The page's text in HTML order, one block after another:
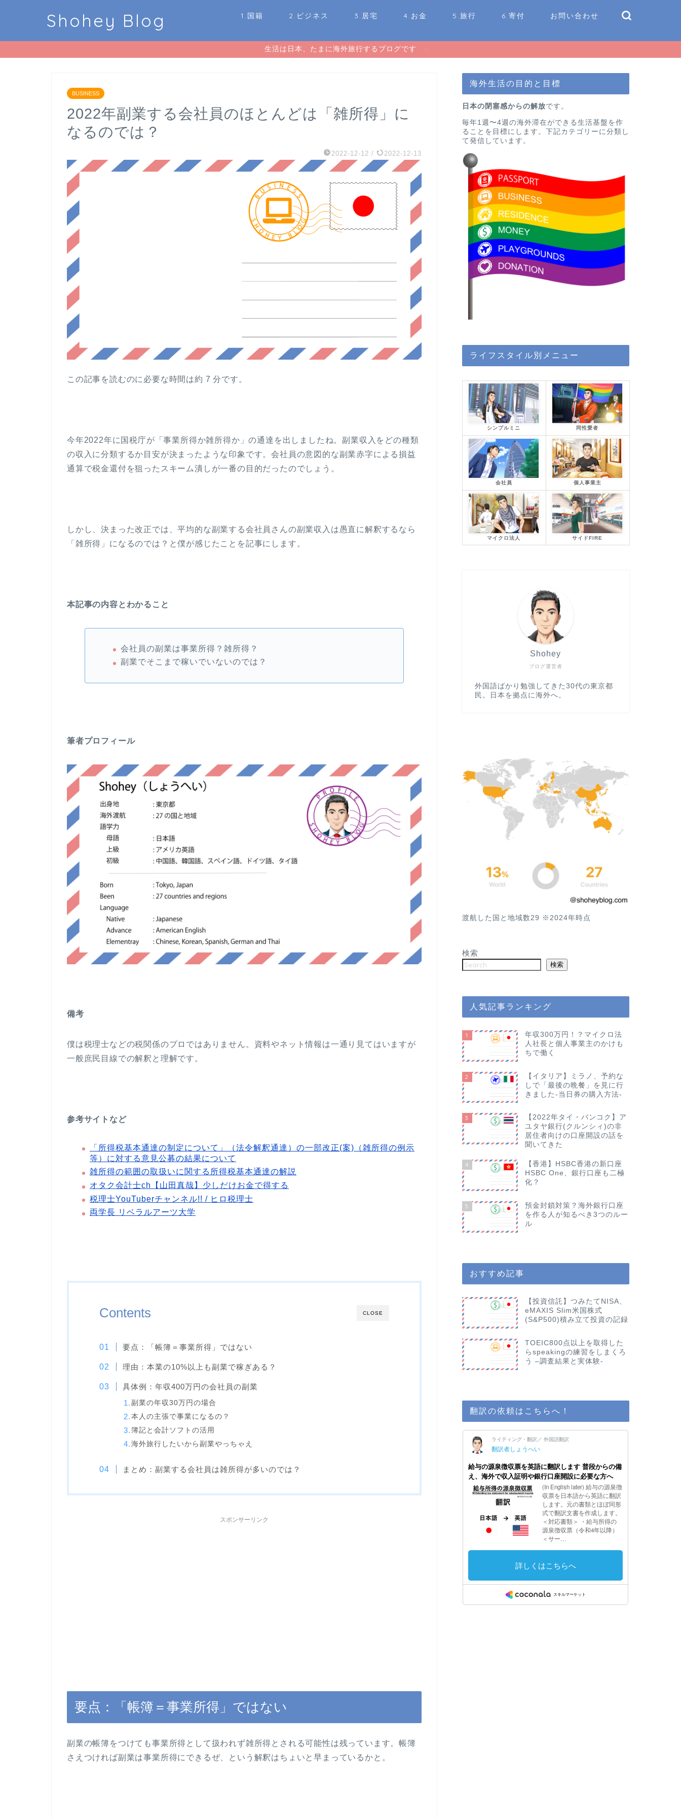
Shohey Blog 1.国籍 2.ビジネス 3.居宅 4.お金 5.旅行 6.寄付 お問い合わせ
生活は日本、たまに海外旅行するブログです
BUSINESS
2022年副業する会社員のほとんどは「雑所得」に
なるのでは？
2022-12-12 / 2022-12-13
この記事を読むのに必要な時間は約 7 分です。
今年2022年に国税庁が「事業所得か雑所得か」の通達を出しましたね。副業収入をどの種類
の収入に分類するか目安が決まったような印象です。会社員の意図的な副業赤字による損益
通算で税金還付を狙ったスキーム潰しが一番の目的だったのでしょう。
しかし、決まった改正では、平均的な副業する会社員さんの副業収入は愚直に解釈するなら
「雑所得」になるのでは？と僕が感じたことを記事にします。
本記事の内容とわかること
会社員の副業は事業所得？雑所得？
副業でそこまで稼いでいないのでは？
筆者プロフィール
備考
僕は税理士などの税関係のプロではありません。資料やネット情報は一通り見てはいますが
一般庶民目線での解釈と理解です。
参考サイトなど
「所得税基本通達の制定について」（法令解釈通達）の一部改正(案)（雑所得の例示
等）に対する意見公募の結果について
雑所得の範囲の取扱いに関する所得税基本通達の解説
オタク会計士ch【山田真哉】少しだけお金で得する
税理士YouTuberチャンネル!! / ヒロ税理士
両学長 リベラルアーツ大学
CLOSE
Contents
要点：「帳簿＝事業所得」ではない
理由：本業の10%以上も副業で稼ぎある？
具体例：年収400万円の会社員の副業
副業の年収30万円の場合
本人の主張で事業になるの？
簿記と会計ソフトの活用
海外旅行したいから副業やっちゃえ
まとめ：副業する会社員は雑所得が多いのでは？
スポンサーリンク
要点：「帳簿＝事業所得」ではない
副業の帳簿をつけても事業所得として扱われず雑所得とされる可能性は残っています。帳簿
さえつければ副業は事業所得にできるぜ、という解釈はちょいと早まっているかと。
海外生活の目的と目標
日本の閉塞感からの解放です。
毎年1週〜4週の海外滞在ができる生活基盤を作
ることを目標にします。下記カテゴリーに分類し
て発信しています。
ライフスタイル別メニュー
シンプルミニ 同性愛者
会社員 個人事業主
マイクロ法人 サイドFIRE
ブログ運営者
Shohey
外国語ばかり勉強してきた30代の東京都
民。日本を拠点に海外へ。
渡航した国と地域数29 ※2024年時点
検索
検索
人気記事ランキング
1
年収300万円！？マイクロ法
人社長と個人事業主のかけも
ちで働く
2
【イタリア】ミラノ、予約な
しで「最後の晩餐」を見に行
きました-当日券の購入方法-
3
【2022年タイ・バンコク】ア
ユタヤ銀行(クルンシィ)の非
居住者向けの口座開設の話を
聞いてきた
4
【香港】HSBC香港の新口座
HSBC One、銀行口座も二極
化？
5
預金封鎖対策？海外銀行口座
を作る人が知るべき3つのルー
ル
おすすめ記事
【投資信託】つみたてNISA、
eMAXIS Slim米国株式
(S&P500)積み立て投資の記録
TOEIC800点以上を取得した
らspeakingの練習をしまくろ
う –調査結果と実体験-
翻訳の依頼はこちらへ！